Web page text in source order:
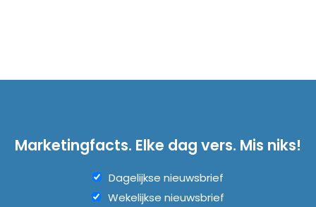
Marketingfacts. Elke dag vers. Mis niks!
Dagelijkse nieuwsbrief
Wekelijkse nieuwsbrief